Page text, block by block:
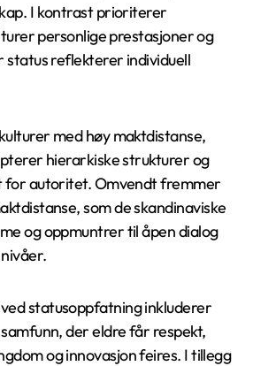
I kontrast prioriterer
personlige prestasjoner og
status reflekterer individuell
med høy maktdistanse,
hierarkiske strukturer og
for autoritet. Omvendt fremmer
som de skandinaviske
og oppmuntrer til åpen dialog
statusoppfatning inkluderer
der eldre får respekt,
og innovasjon feires. I tillegg